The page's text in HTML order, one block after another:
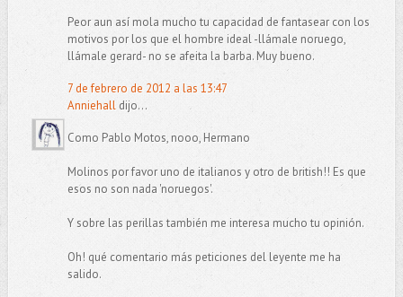
Peor aun así mola mucho tu capacidad de fantasear con los
motivos por los que el hombre ideal -llámale noruego,
llámale gerard- no se afeita la barba. Muy bueno.
7 de febrero de 2012 a las 13:47
Anniehalldijo...
Como Pablo Motos, nooo, Hermano
Molinos por favor uno de italianos y otro de british!! Es que
esos no son nada 'noruegos'.
Y sobre las perillas también me interesa mucho tu opinión.
Oh! qué comentario más peticiones del leyente me ha
salido.